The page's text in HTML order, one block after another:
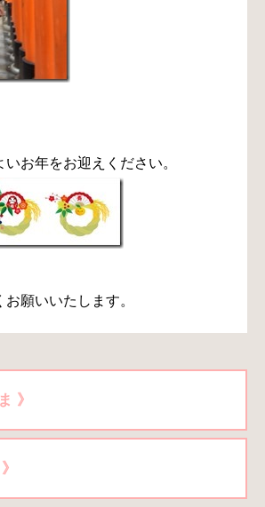
お年をお迎えください。
お願いいたします。
》